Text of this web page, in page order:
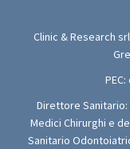
Clinic & Research srl
PEC:
Direttore Sanitario:
Medici Chirurghi e
Sanitario